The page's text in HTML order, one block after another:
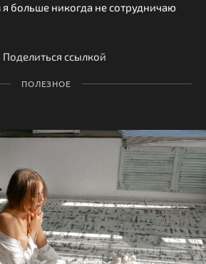
больше никогда не сотрудничаю
Поделиться ссылкой
ПОЛЕЗНОЕ